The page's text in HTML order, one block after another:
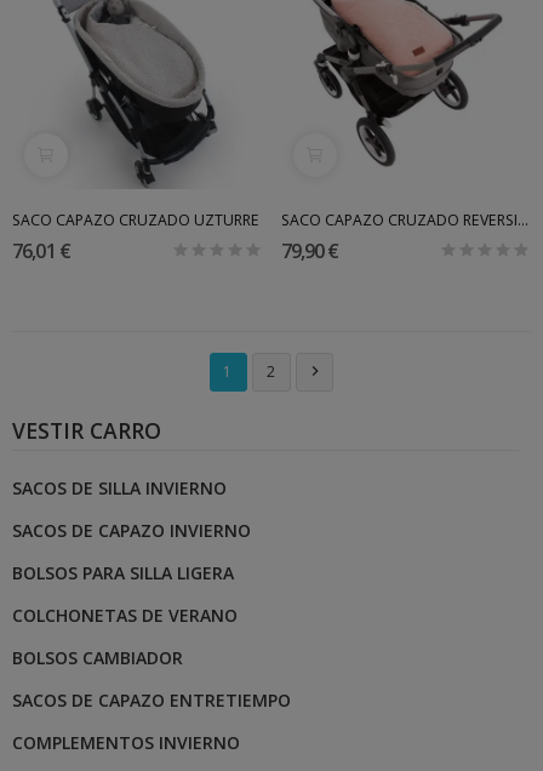
VESTIR CARRO
SACOS DE SILLA INVIERNO
SACOS DE CAPAZO INVIERNO
BOLSOS PARA SILLA LIGERA
COLCHONETAS DE VERANO
BOLSOS CAMBIADOR
SACOS DE CAPAZO ENTRETIEMPO
COMPLEMENTOS INVIERNO
SACO CAPAZO CRUZADO UZTURRE
76,01 €
SACO CAPAZO CRUZADO REVERSIBLE CAMBRASS
79,90 €
1 2 